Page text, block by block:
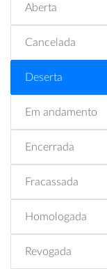
Aberta
Cancelada
Deserta
Em andamento
Encerrada
Fracassada
Homologada
Revogada